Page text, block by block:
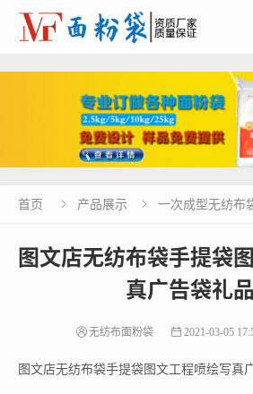
首页  产品展示  一次成型无纺布
图文店无纺布袋手提袋
真广告袋礼
无纺布面粉袋 2021-03-05
图文店无纺布袋手提袋图文工程喷绘写真